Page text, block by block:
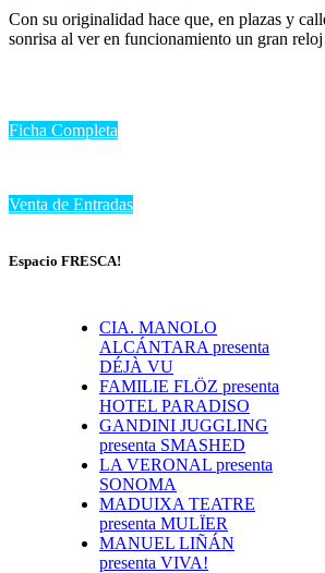
Con su originalidad hace que, en plazas y
sonrisa al ver en funcionamiento un gran
Ficha Completa
Venta de Entradas
Espacio FRESCA!
CIA. MANOLO
ALCÁNTARA presenta
DÉJÀ VU
FAMILIE FLÖZ presenta
HOTEL PARADISO
GANDINI JUGGLING
presenta SMASHED
LA VERONAL presenta
SONOMA
MADUIXA TEATRE
presenta MULÏER
MANUEL LIÑÁN
presenta VIVA!